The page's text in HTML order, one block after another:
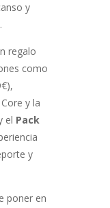
y
regalo
como
y la
el Pack
y
poner en